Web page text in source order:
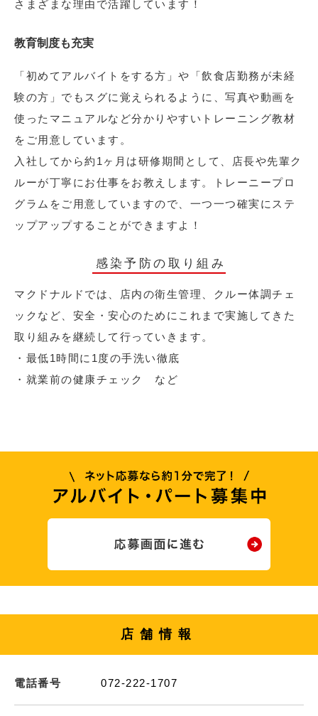
さまざまな理由で活躍しています！
教育制度も充実
「初めてアルバイトをする方」や「飲食店勤務が未経
験の方」でもスグに覚えられるように、写真や動画を
使ったマニュアルなど分かりやすいトレーニング教材
をご用意しています。
入社してから約1ヶ月は研修期間として、店長や先輩ク
ルーが丁寧にお仕事をお教えします。トレーニープロ
グラムをご用意していますので、一つ一つ確実にステ
ップアップすることができますよ！
感染予防の取り組み
マクドナルドでは、店内の衛生管理、クルー体調チェ
ックなど、安全・安心のためにこれまで実施してきた
取り組みを継続して行っていきます。
・最低1時間に1度の手洗い徹底
・就業前の健康チェック など
店舗情報
電話番号 072-222-1707